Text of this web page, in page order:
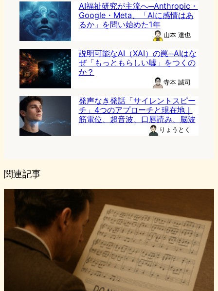
AI福祉研究が主流へ─Anthropic・
Google・Meta、「AIに感情はあ
るか」を問い始めた1年
山本 達也
説明可能なAI（XAI）の罠─AIはな
ぜ「もっともらしい嘘」をつくの
か？
寺本 誠司
発声なき発話「サイレントスピー
チ」4つのアプローチと現在地｜
筋電位、超音波、口唇読み、脳波
りょうとく
関連記事